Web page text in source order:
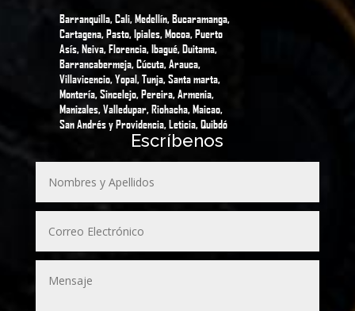
Barranquilla, Cali, Medellín, Bucaramanga,
Cartagena, Pasto, Ipiales, Mocoa, Puerto
Asís, Neiva, Florencia, Ibagué, Duitama,
Barrancabermeja, Cúcuta, Arauca,
Villavicencio, Yopal, Tunja, Santa marta,
Montería, Sincelejo, Pereira, Armenia,
Manizales, Valledupar, Riohacha, Maicao,
San Andrés y Providencia, Leticia, Quibdó
Escríbenos